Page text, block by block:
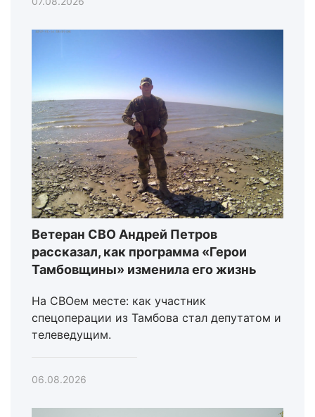
Ветеран СВО Андрей Петров
рассказал, как программа «Герои
Тамбовщины» изменила его жизнь
На СВОем месте: как участник
спецоперации из Тамбова стал депутатом и
телеведущим.
06.08.2026